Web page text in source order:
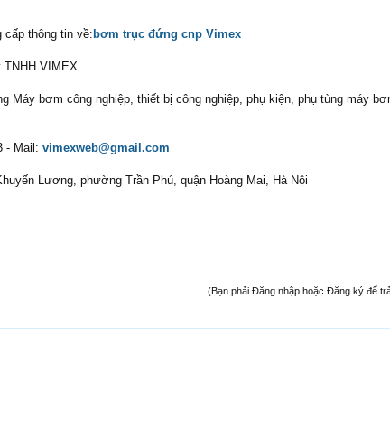
cấp thông tin về: bơm trục đứng cnp Vimex
TNHH VIMEX
Máy bơm công nghiệp, thiết bị công nghiệp, phụ kiện, phụ tùng máy
- Mail: vimexweb@gmail.com
Lương, phường Trần Phú, quận Hoàng Mai, Hà Nội
(Bạn phải Đăng nhập hoặc Đăng ký để